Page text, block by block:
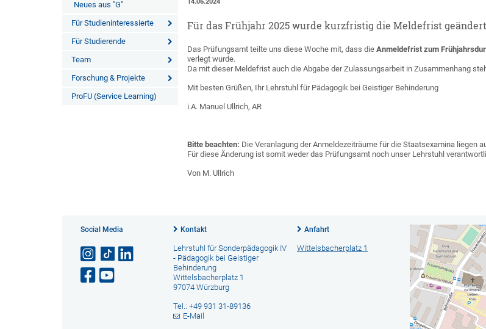
Neues aus "G"
Für Studieninteressierte
Für Studierende
Team
Forschung & Projekte
ProFU (Service Learning)
Für das Frühjahr 2025 wurde kurzfristig die Meldefrist
Das Prüfungsamt teilte uns diese Woche mit, dass dieAnmeldefrist zum
verlegt wurde.
Da mit dieser Meldefrist auch die Abgabe der Zulassungsarbeit in Zusammenhang
Mit besten Grüßen, Ihr Lehrstuhl für Pädagogik bei Geistiger Behinderung
i.A. Manuel Ullrich, AR
Bitte beachten: Die Veranlagung der Anmeldezeiträume für die Staatsexamina liegen
Für diese Änderung ist somit weder das Prüfungsamt noch unser Lehrstuhl
Von M. Ullrich
Social Media Kontakt
Lehrstuhl für Sonderpädagogik IV
- Pädagogik bei Geistiger
Behinderung
Wittelsbacherplatz 1
97074 Würzburg
Tel.: +49 931 31-89136
E-Mail
Anfahrt
Wittelsbacherplatz 1